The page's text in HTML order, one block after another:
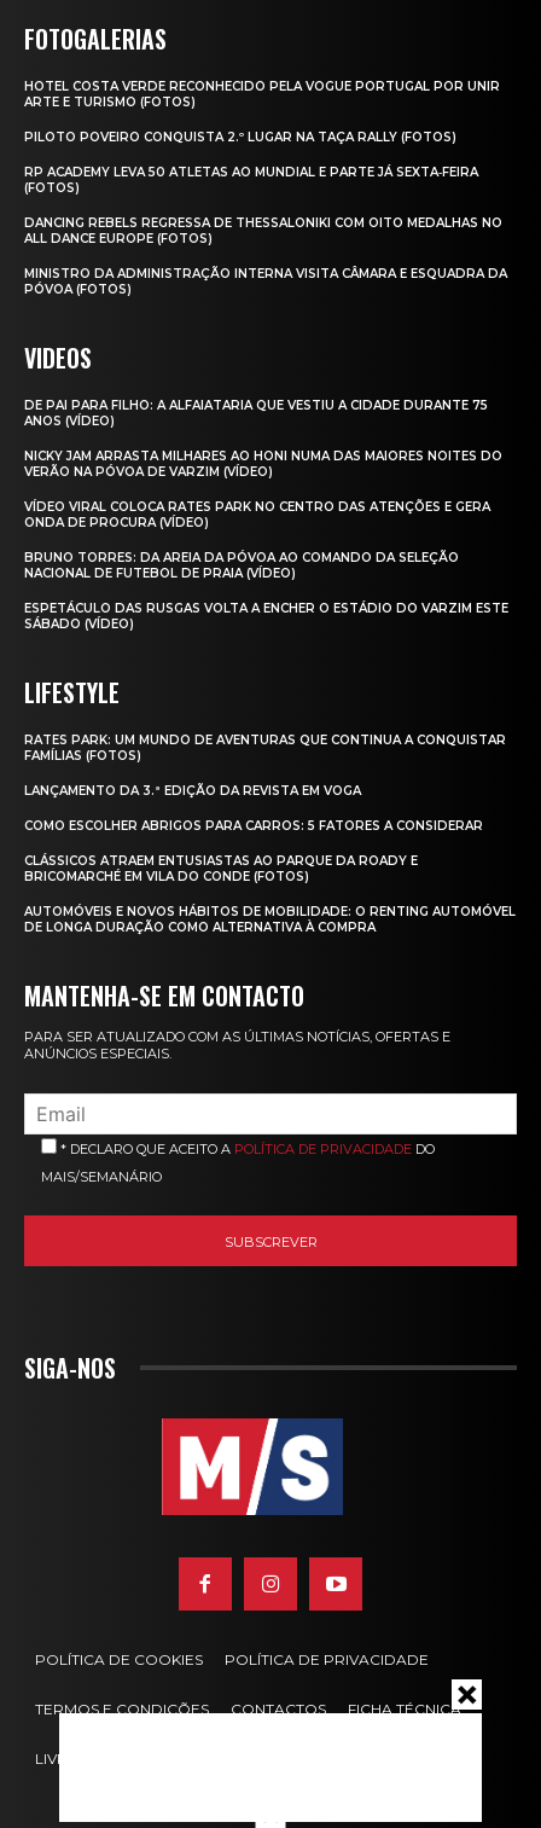
FOTOGALERIAS
HOTEL COSTA VERDE RECONHECIDO PELA VOGUE PORTUGAL POR UNIR
ARTE E TURISMO (FOTOS)
PILOTO POVEIRO CONQUISTA 2.º LUGAR NA TAÇA RALLY (FOTOS)
RP ACADEMY LEVA 50 ATLETAS AO MUNDIAL E PARTE JÁ SEXTA‑FEIRA
(FOTOS)
DANCING REBELS REGRESSA DE THESSALONIKI COM OITO MEDALHAS NO
ALL DANCE EUROPE (FOTOS)
MINISTRO DA ADMINISTRAÇÃO INTERNA VISITA CÂMARA E ESQUADRA DA
PÓVOA (FOTOS)
VIDEOS
DE PAI PARA FILHO: A ALFAIATARIA QUE VESTIU A CIDADE DURANTE 75
ANOS (VÍDEO)
NICKY JAM ARRASTA MILHARES AO HONI NUMA DAS MAIORES NOITES DO
VERÃO NA PÓVOA DE VARZIM (VÍDEO)
VÍDEO VIRAL COLOCA RATES PARK NO CENTRO DAS ATENÇÕES E GERA
ONDA DE PROCURA (VÍDEO)
BRUNO TORRES: DA AREIA DA PÓVOA AO COMANDO DA SELEÇÃO
NACIONAL DE FUTEBOL DE PRAIA (VÍDEO)
ESPETÁCULO DAS RUSGAS VOLTA A ENCHER O ESTÁDIO DO VARZIM ESTE
SÁBADO (VÍDEO)
LIFESTYLE
RATES PARK: UM MUNDO DE AVENTURAS QUE CONTINUA A CONQUISTAR
FAMÍLIAS (FOTOS)
LANÇAMENTO DA 3.ª EDIÇÃO DA REVISTA EM VOGA
COMO ESCOLHER ABRIGOS PARA CARROS: 5 FATORES A CONSIDERAR
CLÁSSICOS ATRAEM ENTUSIASTAS AO PARQUE DA ROADY E
BRICOMARCHÉ EM VILA DO CONDE (FOTOS)
AUTOMÓVEIS E NOVOS HÁBITOS DE MOBILIDADE: O RENTING AUTOMÓVEL
DE LONGA DURAÇÃO COMO ALTERNATIVA À COMPRA
MANTENHA-SE EM CONTACTO
PARA SER ATUALIZADO COM AS ÚLTIMAS NOTÍCIAS, OFERTAS E
ANÚNCIOS ESPECIAIS.
* DECLARO QUE ACEITO A POLÍTICA DE PRIVACIDADE DO
MAIS/SEMANÁRIO
SIGA-NOS
POLÍTICA DE COOKIES POLÍTICA DE PRIVACIDADE
TERMOS E CONDIÇÕES CONTACTOS FICHA TÉCNICA
LIVRO DE RECLAMAÇÕES